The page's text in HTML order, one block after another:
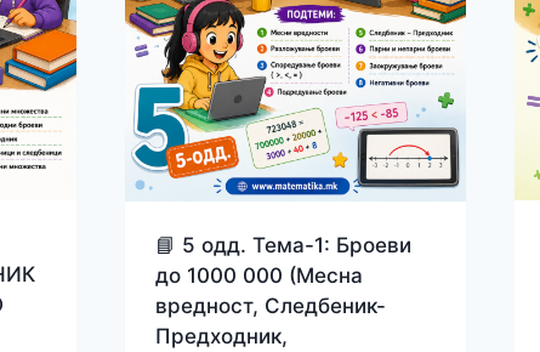
📘 5 одд. Тема-1: Броеви
до 1000 000 (Месна
вредност, Следбеник-
Предходник,